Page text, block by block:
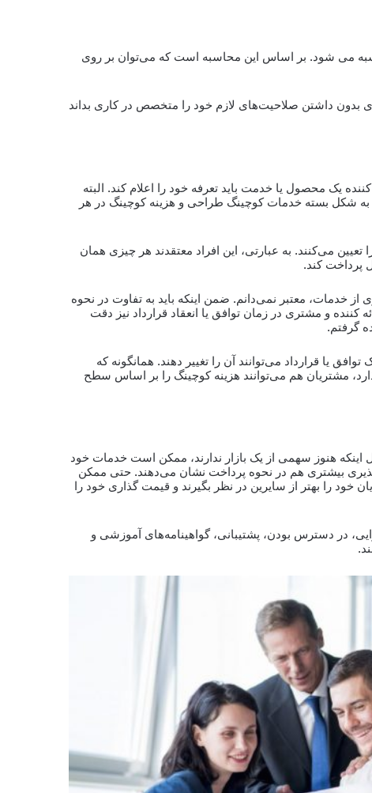
می شود. بر اساس این محاسبه است که می‌توان بر روی
بدون داشتن صلاحیت‌های لازم خود را متخصص در کاری بداند
یک محصول یا خدمت باید تعرفه خود را اعلام کند. البته
به شکل بسته خدمات کوچینگ طراحی و هزینه کوچینگ در هر
می‌کنند. به عبارتی، این افراد معتقدند هر چیزی همان
پرداخت کند.
از خدمات، معتبر نمی‌دانم. ضمن اینکه باید به تفاوت در نحوه
کننده و مشتری در زمان توافق یا انعقاد قرارداد نیز دقت
گرفتم.
یا قرارداد می‌توانند آن را تغییر دهند. همانگونه که
مشتریان هم می‌توانند هزینه کوچینگ را بر اساس سطح
هنوز سهمی از یک بازار ندارند، ممکن است خدمات خود
بیشتری هم در نحوه پرداخت نشان می‌دهند. حتی ممکن
خود را بهتر از سایرین در نظر بگیرند و قیمت گذاری خود را
در دسترس بودن، پشتیبانی، گواهینامه‌های آموزشی و